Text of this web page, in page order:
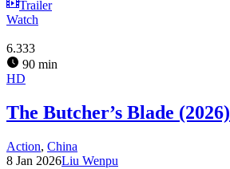
Trailer
Watch
6.333
90 min
HD
The Butcher’s Blade (2026)
Action, China
8 Jan 2026Liu Wenpu